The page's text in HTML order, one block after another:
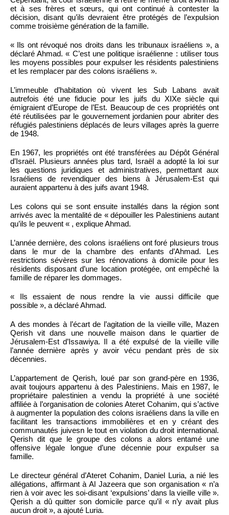
et à ses frères et sœurs, qui ont continué à contester la
décision, disant qu’ils devraient être protégés de l’expulsion
comme troisième génération de la famille.
« Ils ont révoqué nos droits dans les tribunaux israéliens », a
déclaré Ahmad. « C’est une politique israélienne : utiliser tous
les moyens possibles pour expulser les résidents palestiniens
et les remplacer par des colons israéliens ».
L’immeuble d’habitation où vivent les Sub Labans avait
autrefois été une fiducie pour les juifs du XIXe siècle qui
émigraient d’Europe de l’Est. Beaucoup de ces propriétés ont
été réutilisées par le gouvernement jordanien pour abriter des
réfugiés palestiniens déplacés de leurs villages après la guerre
de 1948.
En 1967, les propriétés ont été transférées au Dépôt Général
d’Israël. Plusieurs années plus tard, Israël a adopté la loi sur
les questions juridiques et administratives, permettant aux
Israéliens de revendiquer des biens à Jérusalem-Est qui
auraient appartenu à des juifs avant 1948.
Les colons qui se sont ensuite installés dans la région sont
arrivés avec la mentalité de « dépouiller les Palestiniens autant
qu’ils le peuvent « , explique Ahmad.
L’année dernière, des colons israéliens ont foré plusieurs trous
dans le mur de la chambre des enfants d’Ahmad. Les
restrictions sévères sur les rénovations à domicile pour les
résidents disposant d’une location protégée, ont empêché la
famille de réparer les dommages.
« Ils essaient de nous rendre la vie aussi difficile que
possible », a déclaré Ahmad.
A des mondes à l’écart de l’agitation de la vieille ville, Mazen
Qerish vit dans une nouvelle maison dans le quartier de
Jérusalem-Est d’Issawiya. Il a été expulsé de la vieille ville
l’année dernière après y avoir vécu pendant près de six
décennies.
L’appartement de Qerish, loué par son grand-père en 1936,
avait toujours appartenu à des Palestiniens. Mais en 1987, le
propriétaire palestinien a vendu la propriété à une société
affiliée à l’organisation de colonies Ateret Cohanim, qui s’active
à augmenter la population des colons israéliens dans la ville en
facilitant les transactions immobilières et en y créant des
communautés juivesn le tout en violation du droit international.
Qerish dit que le groupe des colons a alors entamé une
offensive légale longue d’une décennie pour expulser sa
famille.
Le directeur général d’Ateret Cohanim, Daniel Luria, a nié les
allégations, affirmant à Al Jazeera que son organisation « n’a
rien à voir avec les soi-disant ‘expulsions’ dans la vieille ville ».
Qerish a dû quitter son domicile parce qu’il « n’y avait plus
aucun droit », a ajouté Luria.